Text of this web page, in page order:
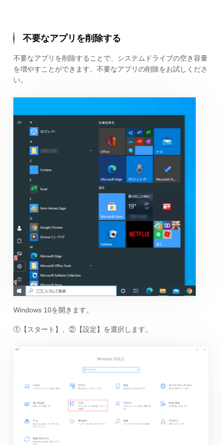
不要なアプリを削除する
不要なアプリを削除することで、システムドライブの空き容量
を増やすことができます。不要なアプリの削除をお試しくださ
い。
Windows 10を開きます。
①【スタート】、②【設定】を選択します。